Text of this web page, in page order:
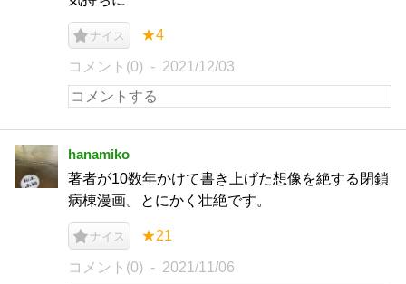
ナイス ★4
コメント(0) 2021/12/03
hanamiko
著者が10数年かけて書き上げた想像を絶する閉鎖
病棟漫画。とにかく壮絶です。
ナイス ★21
コメント(0) 2021/11/06